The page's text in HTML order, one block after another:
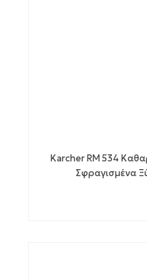
Karcher RM 534
Σφραγισμένα